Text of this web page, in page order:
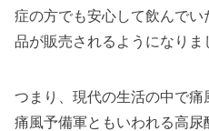
症の方でも安心して飲んで
品が販売されるようになりま
つまり、現代の生活の中で痛
痛風予備軍ともいわれる高